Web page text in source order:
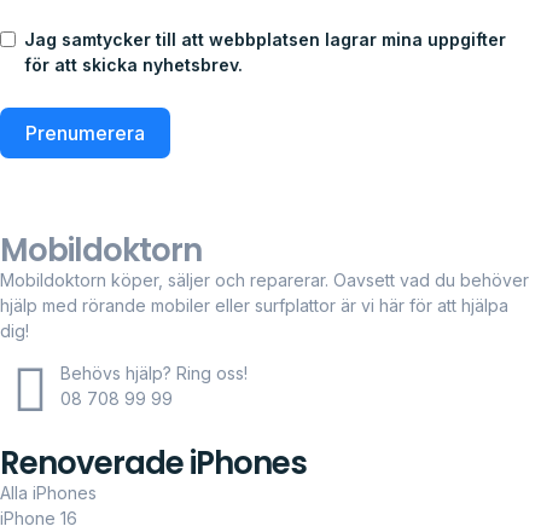
Jag samtycker till att webbplatsen lagrar mina uppgifter
för att skicka nyhetsbrev.
Prenumerera
Mobildoktorn
Mobildoktorn köper, säljer och reparerar. Oavsett vad du behöver
hjälp med rörande mobiler eller surfplattor är vi här för att hjälpa
dig!
Behövs hjälp? Ring oss!
08 708 99 99
Renoverade iPhones
Alla iPhones
iPhone 16